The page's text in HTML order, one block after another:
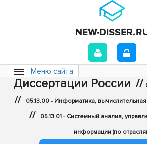
Меню сайта
Диссертации России //
// 05.13.00 - Информатика,
// 05.13.01 - Системный анализ,
информации (по